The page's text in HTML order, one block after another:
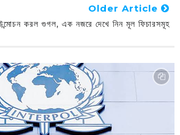
Older Article
করল গুগল, এক নজরে দেখে নিন মূল ফিচারসমূহ